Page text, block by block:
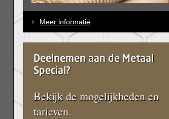
Meer informatie
Deelnemen aan de Metaal
Special?
Bekijk de mogelijkheden en
tarieven.